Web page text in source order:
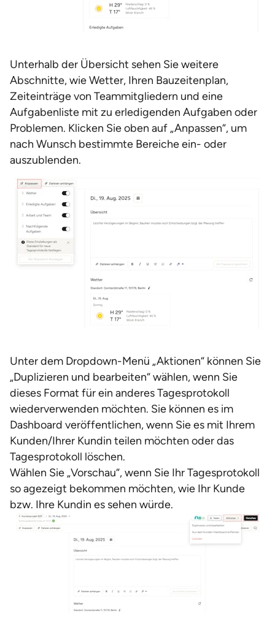
Unterhalb der Übersicht sehen Sie weitere
Abschnitte, wie Wetter, Ihren Bauzeitenplan,
Zeiteinträge von Teammitgliedern und eine
Aufgabenliste mit zu erledigenden Aufgaben oder
Problemen. Klicken Sie oben auf „Anpassen“, um
nach Wunsch bestimmte Bereiche ein- oder
auszublenden.
Unter dem Dropdown-Menü „Aktionen“ können Sie
„Duplizieren und bearbeiten“ wählen, wenn Sie
dieses Format für ein anderes Tagesprotokoll
wiederverwenden möchten. Sie können es im
Dashboard veröffentlichen, wenn Sie es mit Ihrem
Kunden/Ihrer Kundin teilen möchten oder das
Tagesprotokoll löschen.
Wählen Sie „Vorschau“, wenn Sie Ihr Tagesprotokoll
so agezeigt bekommen möchten, wie Ihr Kunde
bzw. Ihre Kundin es sehen würde.